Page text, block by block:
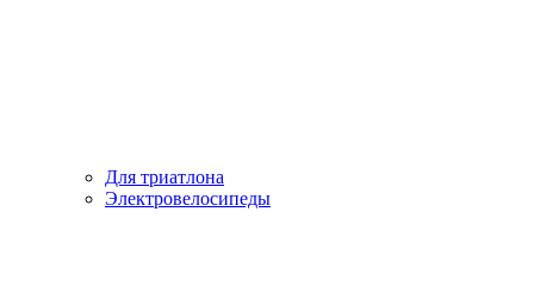
Для триатлона
Электровелосипеды